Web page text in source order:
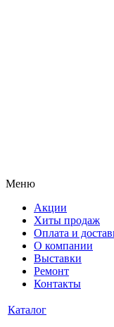
Меню
Акции
Хиты продаж
Оплата и
О компании
Выставки
Ремонт
Контакты
Каталог